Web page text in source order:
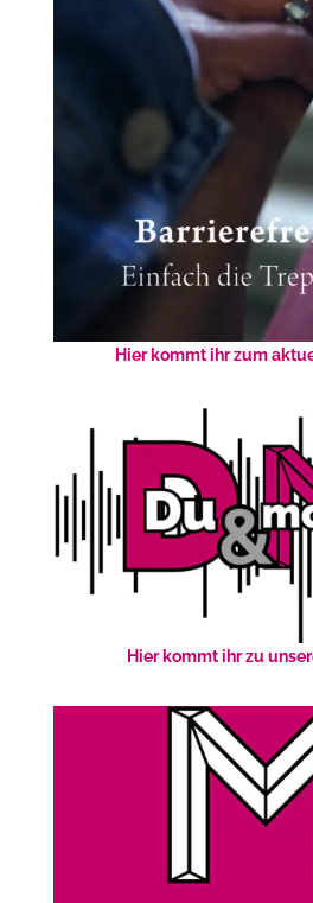
Hier kommt ihr zum
Hier kommt ihr zu